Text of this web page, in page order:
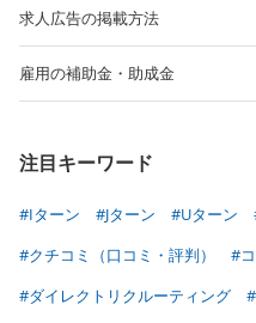
求人広告の掲載方法
雇用の補助金・助成金
注目キーワード
#Iターン #Jターン #Uターン
#クチコミ（口コミ・評判）
#
#ダイレクトリクルーティング